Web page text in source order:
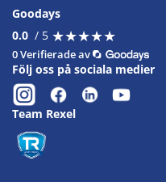
Goodays
0.0 / 5 ★★★★★
★★★★★
0 Verifierade av
Följ oss på sociala medier
Team Rexel